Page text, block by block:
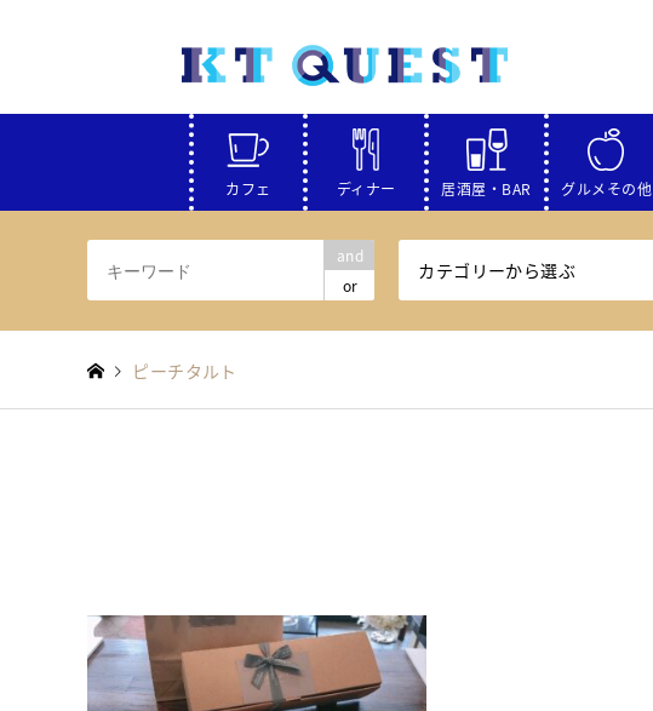
カフェ ディナー 居酒屋・BAR グルメその他
and
or
カテゴリーから選ぶ
ピーチタルト